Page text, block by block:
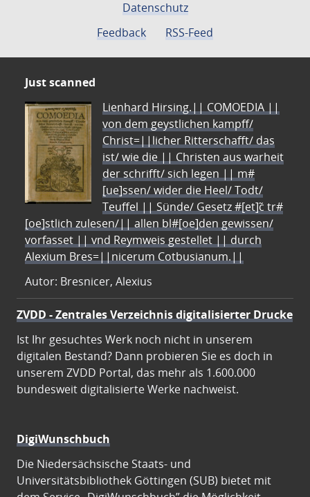
Datenschutz
Feedback
RSS-Feed
Just scanned
Lienhard Hirsing.|| COMOEDIA ||
von dem geystlichen kampff/
Christ=||licher Ritterschafft/ das
ist/ wie die || Christen aus warheit
der schrifft/ sich legen || m#
[ue]ssen/ wider die Heel/ Todt/
Teuffel || Sünde/ Gesetz #[et]c̃ tr#
[oe]stlich zulesen/|| allen bl#[oe]den gewissen/
vorfasset || vnd Reymweis gestellet || durch
Alexium Bres=||nicerum Cotbusianum.||
Autor: Bresnicer, Alexius
ZVDD - Zentrales Verzeichnis digitalisierter Drucke
Ist Ihr gesuchtes Werk noch nicht in unserem
digitalen Bestand? Dann probieren Sie es doch in
unserem ZVDD Portal, das mehr als 1.600.000
bundesweit digitalisierte Werke nachweist.
DigiWunschbuch
Die Niedersächsische Staats- und
Universitätsbibliothek Göttingen (SUB) bietet mit